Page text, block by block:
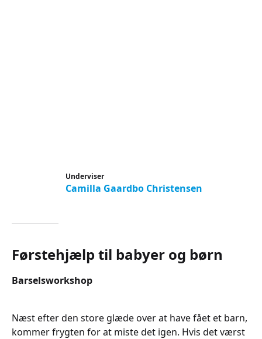
Underviser
Camilla Gaardbo Christensen
Førstehjælp til babyer og børn
Barselsworkshop
Næst efter den store glæde over at have fået et barn,
kommer frygten for at miste det igen. Hvis det værst